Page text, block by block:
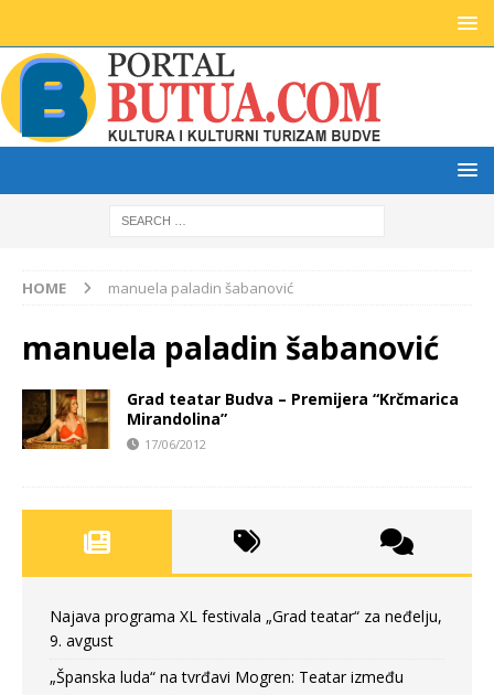
HOME manuela paladin šabanović
manuela paladin šabanović
Grad teatar Budva – Premijera “Krčmarica
Mirandolina”
17/06/2012
Najava programa XL festivala „Grad teatar“ za neđelju,
9. avgust
„Španska luda“ na tvrđavi Mogren: Teatar između